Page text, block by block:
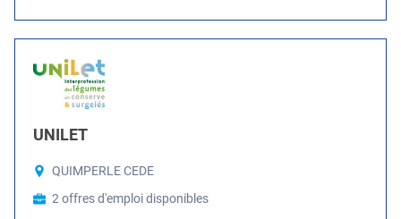
UNILET
QUIMPERLE CEDE
2 offres d'emploi disponibles